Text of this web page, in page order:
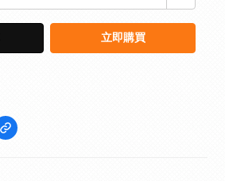
立即購買